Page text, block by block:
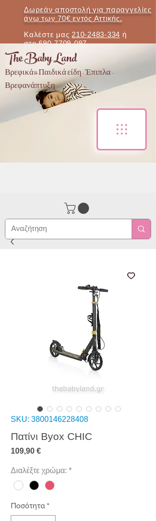
Δωρεάν αποστολή για παραγγελίες
άνω των 70€ εντός Αττικής.
Καλέστε μας 210-2483-334 ή
στο690-7709-097
The Baby Land
Βρεφικά & Παιδικά είδη - Έπιπλα -
Βρεφανάπτυξη
SKU: 3800146228408
Πατίνι Byox CHIC
109,90 €Τιμή
Διαλέξτε χρώμα: *
Ποσότητα *